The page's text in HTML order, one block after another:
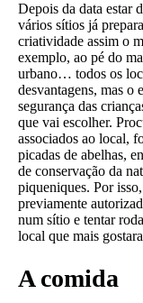
Depois da data estar
vários sítios já
criatividade assim o
exemplo, ao pé do
urbano… todos os
desvantagens, mas o
segurança das
que vai escolher.
associados ao local,
picadas de abelhas,
de conservação da
piqueniques. Por
previamente
num sítio e tentar
local que mais
A comida